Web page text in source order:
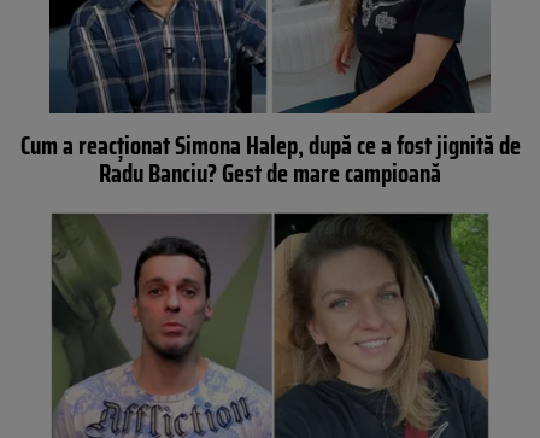
Cum a reacţionat Simona Halep, după ce a fost jignită de
Radu Banciu? Gest de mare campioană